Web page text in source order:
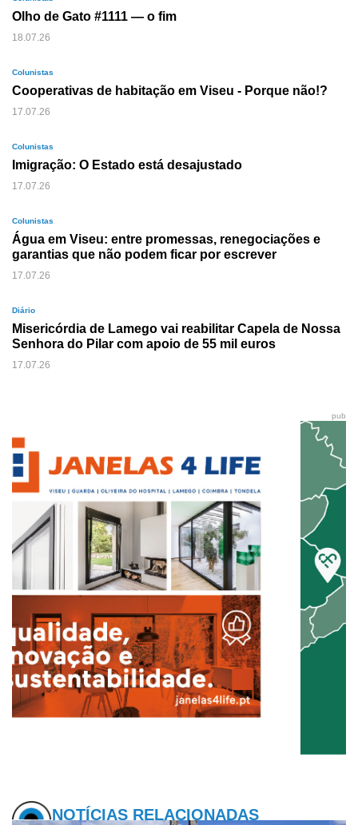
Olho de Gato #1111 — o fim
18.07.26
Colunistas
Cooperativas de habitação em Viseu - Porque não!?
17.07.26
Colunistas
Imigração: O Estado está desajustado
17.07.26
Colunistas
Água em Viseu: entre promessas, renegociações e
garantias que não podem ficar por escrever
17.07.26
Diário
Misericórdia de Lamego vai reabilitar Capela de Nossa
Senhora do Pilar com apoio de 55 mil euros
17.07.26
pub
NOTÍCIAS RELACIONADAS